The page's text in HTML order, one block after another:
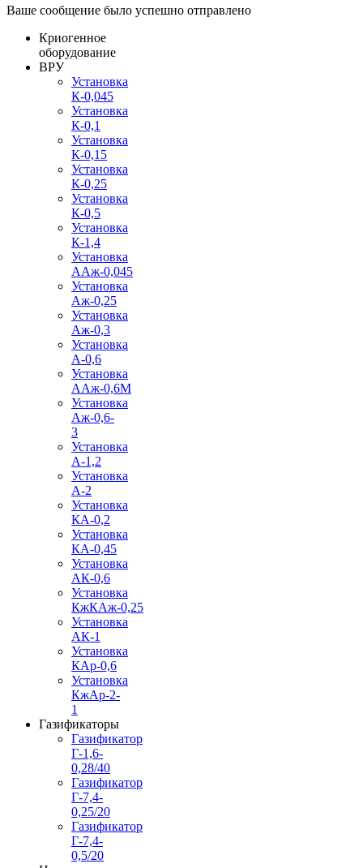
Ваше сообщение было успешно отправлено
Криогенное
оборудование
ВРУ
Установка
К-0,045
Установка
К-0,1
Установка
К-0,15
Установка
К-0,25
Установка
К-0,5
Установка
К-1,4
Установка
ААж-0,045
Установка
Аж-0,25
Установка
Аж-0,3
Установка
А-0,6
Установка
ААж-0,6М
Установка
Аж-0,6-
3
Установка
А-1,2
Установка
А-2
Установка
КА-0,2
Установка
КА-0,45
Установка
АК-0,6
Установка
КжКАж-0,25
Установка
АК-1
Установка
КАр-0,6
Установка
КжАр-2-
1
Газификаторы
Газификатор
Г-1,6-
0,28/40
Газификатор
Г-7,4-
0,25/20
Газификатор
Г-7,4-
0,5/20